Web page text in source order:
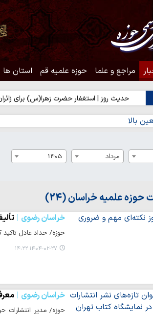
مراجع و علما حوزه علمیه قم استان ها
روز | استغفار حضرت زهرا(س) برای زائران امام
مرداد 1405
حوزه علمیه خراسان (24)
خراسان رضوی
حوزه/ حداد عادل تاکید
۱۴۰۴-۰۲-۲۷ ۱۴:۲۲
خراسان رضوی معرفی ۱۹عنوان تازه‌های نشر انتشارات حوزه